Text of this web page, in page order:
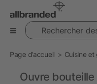
Rechercher des objets
Page d’accueil Cuisine
Ouvre